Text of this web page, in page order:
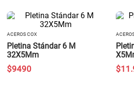
ACEROS COX
Pletina Stándar 6 M
32X5Mm
$9490 $11 .